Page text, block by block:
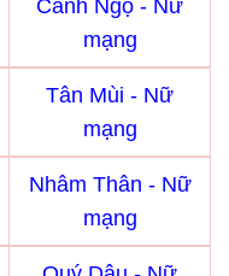
Canh Ngọ - Nữ
mạng
Tân Mùi - Nữ
mạng
Nhâm Thân - Nữ
mạng